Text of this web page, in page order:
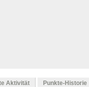
Aktivität Punkte-Historie